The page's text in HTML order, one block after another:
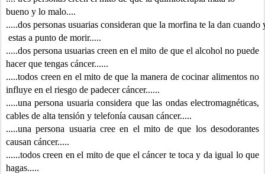
bueno y lo malo....
.....dos personas usuarias consideran que la morfina te la dan cuando
estas a punto de morir.....
.....dos persona usuarias creen en el mito de que el alcohol no puede
hacer que tengas cáncer......
.....todos creen en el mito de que la manera de cocinar alimentos no
influye en el riesgo de padecer cáncer......
.....una persona usuaria considera que las ondas electromagnéticas,
cables de alta tensión y telefonía causan cáncer.....
.....una persona usuaria cree en el mito de que los desodorantes
causan cáncer.....
......todos creen en el mito de que el cáncer te toca y da igual lo que
hagas.....